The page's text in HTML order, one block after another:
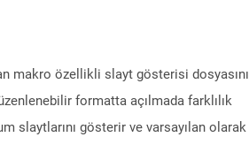
makro özellikli slayt gösterisi dosyasını
formatta açılmada farklılık
slaytlarını gösterir ve varsayılan olarak